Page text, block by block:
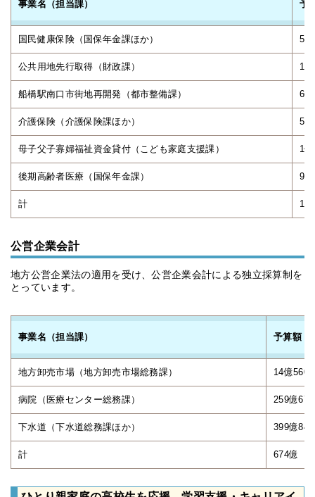
事業名（担当課） 予
国民健康保険（国保年金課ほか）
公共用地先行取得（財政課） 16
船橋駅南口市街地再開発（都市整備課） 6
介護保険（介護保険課ほか）
母子父子寡婦福祉資金貸付（こども家庭支援課） 1
後期高齢者医療（国保年金課） 97
計
公営企業会計
地方公営企業法の適用を受け、公営企業会計による独立採算制を
とっています。
事業名（担当課） 予算額
地方卸売市場（地方卸売市場総務課） 14億
病院（医療センター総務課） 259億
下水道（下水道総務課ほか） 399億
計 674億